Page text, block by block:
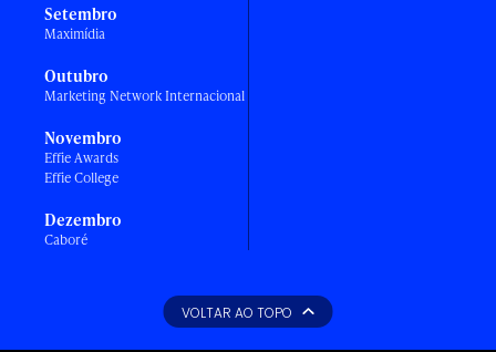
Setembro
Maximídia
Outubro
Marketing Network Internacional
Novembro
Effie Awards
Effie College
Dezembro
Caboré
VOLTAR AO TOPO